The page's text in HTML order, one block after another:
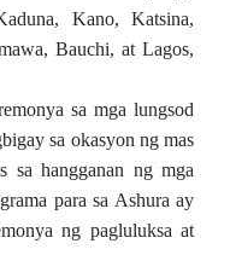
Kano, Katsina,
Bauchi, at Lagos,
sa mga lungsod
sa okasyon ng mas
sa hangganan ng mga
para sa Ashura ay
ng pagluluksa at